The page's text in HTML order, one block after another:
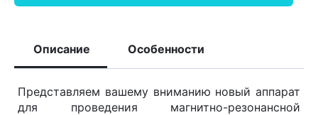
Описание Особенности
Представляем вашему вниманию новый аппарат
для проведения магнитно-резонансной